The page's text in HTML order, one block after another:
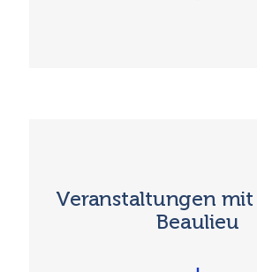
Veranstaltungen mit
Beaulieu